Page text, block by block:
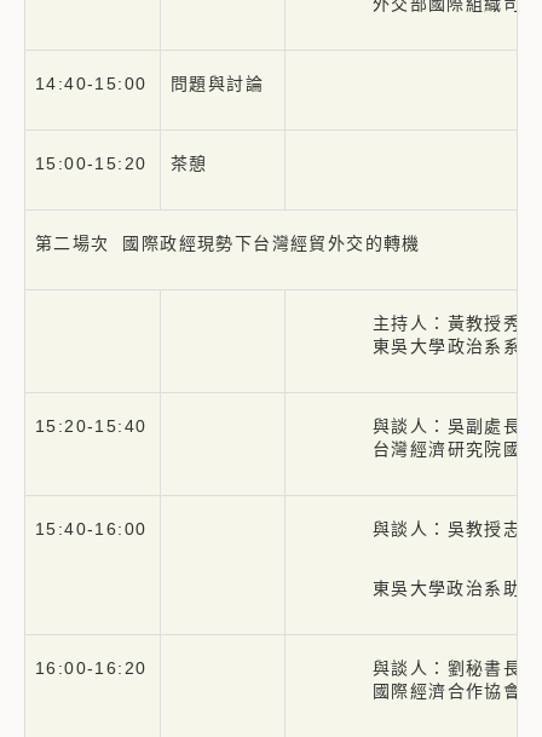
14:40-15:00 問題與討論
15:00-15:20 茶憩
第二場次 國際政經現勢下台灣經貿外交的轉機
主持人：黃教授秀端
東吳大學政治系系
15:20-15:40
與談人：吳副處長
台灣經濟研究院國
15:40-16:00 與談人：吳教授志中
東吳大學政治系助
16:00-16:20
與談人：劉秘書長逖
國際經濟合作協會